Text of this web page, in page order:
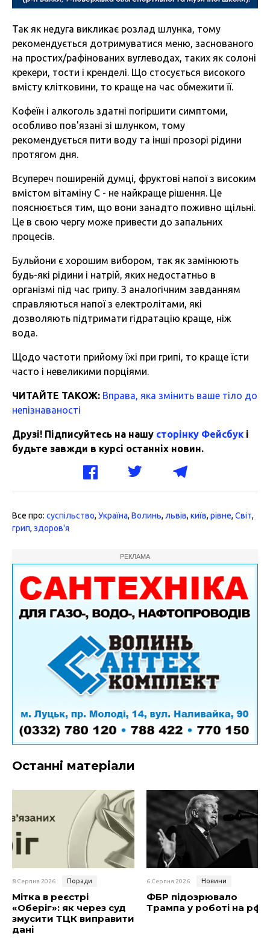
Так як недуга викликає розлад шлунка, тому
рекомендується дотримуватися меню, заснованого
на простих/рафінованих вуглеводах, таких як солоні
крекери, тости і кренделі. Що стосується високого
вмісту клітковини, то краще на час обмежити її.
Кофеїн і алкоголь здатні погіршити симптоми,
особливо пов'язані зі шлунком, тому
рекомендується пити воду та інші прозорі рідини
протягом дня.
Всупереч поширеній думці, фруктові напої з високим
вмістом вітаміну С - не найкраще рішення. Це
пояснюється тим, що вони занадто поживно щільні.
Це в свою чергу може привести до запальних
процесів.
Бульйони є хорошим вибором, так як замінюють
будь-які рідини і натрій, яких недостатньо в
організмі під час грипу. З аналогічним завданням
справляються напої з електролітами, які
дозволяють підтримати гідратацію краще, ніж
вода.
Щодо частоти прийому їжі при грипі, то краще їсти
часто і невеликими порціями.
ЧИТАЙТЕ ТАКОЖ: Вправа, яка змінить ваше тіло до
непізнаваності
Друзі! Підписуйтесь на нашу сторінку Фейсбук і
будьте завжди в курсі останніх новин.
Все про: суспільство, Україна, Волинь, львів, київ, рівне, Світ,
грип, здоров'я
РЕКЛАМА
Останні матеріали
8 Серпня 2026 Поради
Мітка в реєстрі
«Оберіг»: як через суд
змусити ТЦК виправити
дані
6 Серпня 2026 Новини
ФБР підозрювало
Трампа у роботі на рф